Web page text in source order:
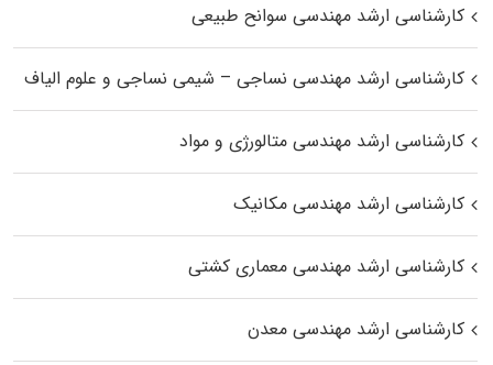
کارشناسی ارشد مهندسی سوانح طبیعی
کارشناسی ارشد مهندسی نساجی – شیمی نساجی و علوم الیاف
کارشناسی ارشد مهندسی متالورژی و مواد
کارشناسی ارشد مهندسی مکانیک
کارشناسی ارشد مهندسی معماری کشتی
کارشناسی ارشد مهندسی معدن